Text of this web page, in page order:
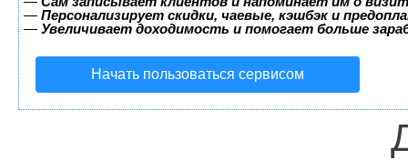
— Персонализирует скидки, чаевые, кэшбэк и
— Увеличивает доходимость и помогает больше
Начать пользоваться сервисом